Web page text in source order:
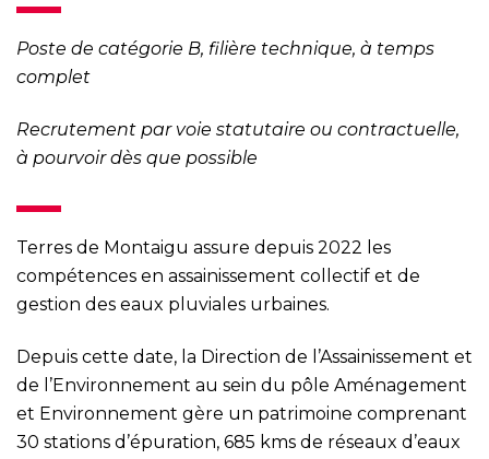
Poste de catégorie B, filière technique, à temps
complet
Recrutement par voie statutaire ou contractuelle,
à pourvoir dès que possible
Terres de Montaigu assure depuis 2022 les
compétences en assainissement collectif et de
gestion des eaux pluviales urbaines.
Depuis cette date, la Direction de l’Assainissement et
de l’Environnement au sein du pôle Aménagement
et Environnement gère un patrimoine comprenant
30 stations d’épuration, 685 kms de réseaux d’eaux